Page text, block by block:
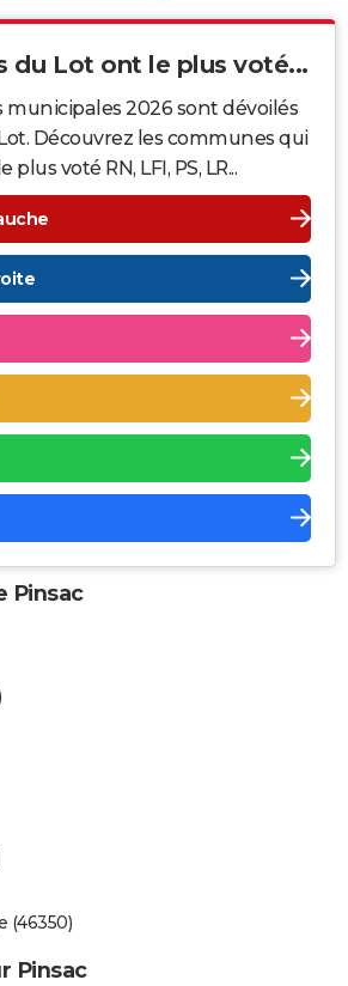
du Lot ont le plus voté...
municipales 2026 sont dévoilés
Découvrez les communes qui
voté RN, LFI, PS, LR...
Pinsac
(46350)
Pinsac